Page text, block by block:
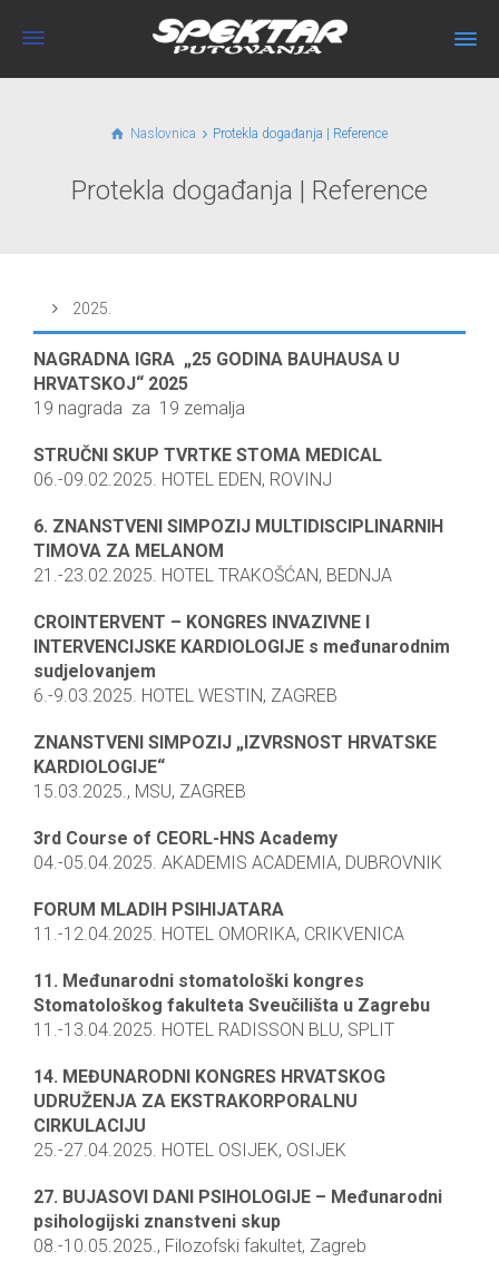
Naslovnica Protekla događanja | Reference
Protekla događanja | Reference
2025.
NAGRADNA IGRA „25 GODINA BAUHAUSA U
HRVATSKOJ“ 2025
19 nagrada za 19 zemalja
STRUČNI SKUP TVRTKE STOMA MEDICAL
06.-09.02.2025. HOTEL EDEN, ROVINJ
6. ZNANSTVENI SIMPOZIJ MULTIDISCIPLINARNIH
TIMOVA ZA MELANOM
21.-23.02.2025. HOTEL TRAKOŠĆAN, BEDNJA
CROINTERVENT – KONGRES INVAZIVNE I
INTERVENCIJSKE KARDIOLOGIJE s međunarodnim
sudjelovanjem
6.-9.03.2025. HOTEL WESTIN, ZAGREB
ZNANSTVENI SIMPOZIJ „IZVRSNOST HRVATSKE
KARDIOLOGIJE“
15.03.2025., MSU, ZAGREB
3rd Course of CEORL-HNS Academy
04.-05.04.2025. AKADEMIS ACADEMIA, DUBROVNIK
FORUM MLADIH PSIHIJATARA
11.-12.04.2025. HOTEL OMORIKA, CRIKVENICA
11. Međunarodni stomatološki kongres
Stomatološkog fakulteta Sveučilišta u Zagrebu
11.-13.04.2025. HOTEL RADISSON BLU, SPLIT
14. MEĐUNARODNI KONGRES HRVATSKOG
UDRUŽENJA ZA EKSTRAKORPORALNU
CIRKULACIJU
25.-27.04.2025. HOTEL OSIJEK, OSIJEK
27. BUJASOVI DANI PSIHOLOGIJE – Međunarodni
psihologijski znanstveni skup
08.-10.05.2025., Filozofski fakultet, Zagreb